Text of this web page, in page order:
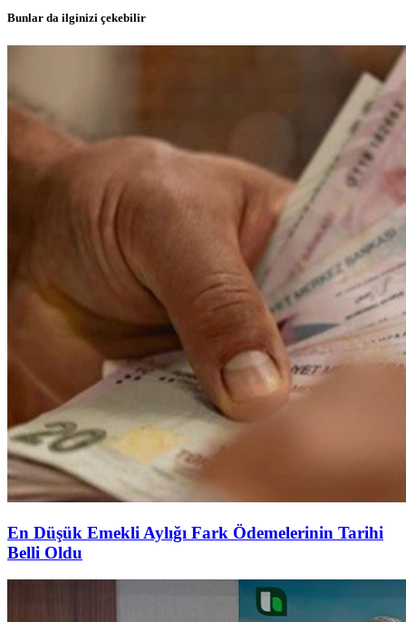
Bunlar da ilginizi çekebilir
En Düşük Emekli Aylığı Fark Ödemelerinin Tarihi
Belli Oldu